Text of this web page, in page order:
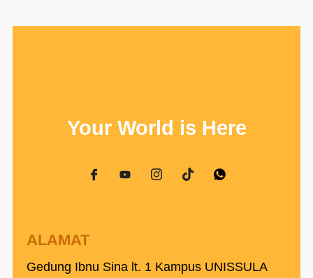
Your World is Here
ALAMAT
Gedung Ibnu Sina lt. 1 Kampus UNISSULA